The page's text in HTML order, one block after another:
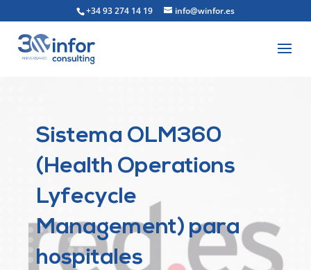
+34 93 274 14 19 info@winfor.es
Sistema OLM360
(Health Operations
Lyfecycle
Management) para
hospitales